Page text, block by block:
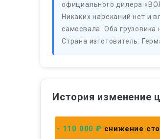
официального дилера
Никаких нареканий нет и
самосвала. Оба
Страна изготовитель:
История изменение
- 110 000 ₽ снижение